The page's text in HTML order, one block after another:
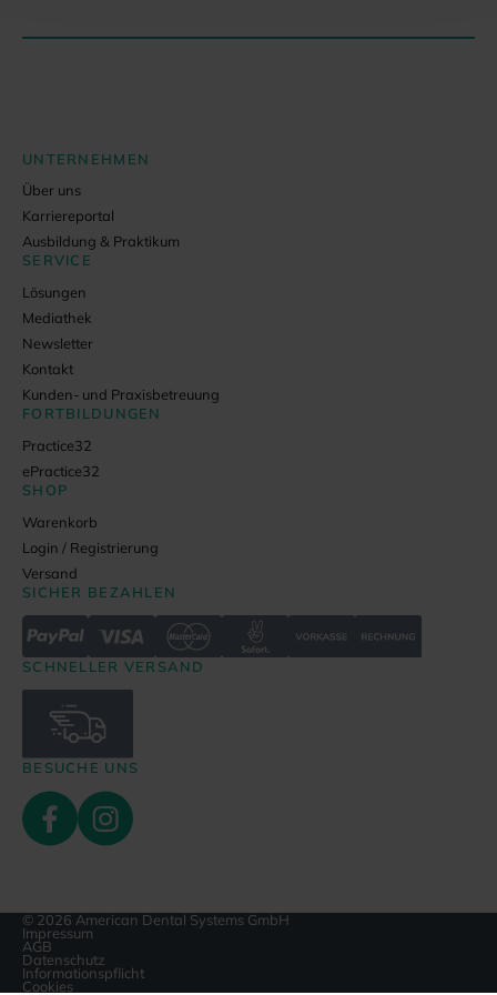
UNTERNEHMEN
Über uns
Karriereportal
Ausbildung & Praktikum
SERVICE
Lösungen
Mediathek
Newsletter
Kontakt
Kunden- und Praxisbetreuung
FORTBILDUNGEN
Practice32
ePractice32
SHOP
Warenkorb
Login / Registrierung
Versand
SICHER BEZAHLEN
SCHNELLER VERSAND
BESUCHE UNS
© 2026 American Dental Systems GmbH
Impressum
AGB
Datenschutz
Informationspflicht
Cookies